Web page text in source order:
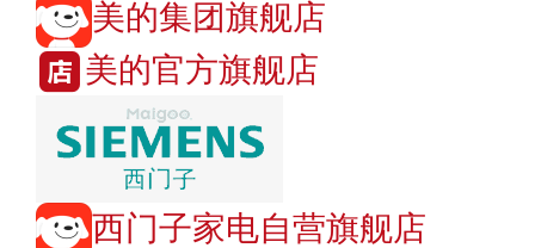
美的集团旗舰店
美的官方旗舰店
西门子家电自营旗舰店